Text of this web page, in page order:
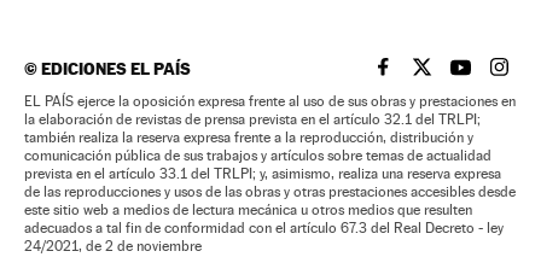
©EDICIONES EL PAÍS EL PAÍS BRASIL EN
EL PAÍSEL PAÍS
EL
EL PAÍS ejerce la oposición expresa frente al uso de sus obras y prestaciones en
la elaboración de revistas de prensa prevista en el artículo 32.1 del TRLPI;
también realiza la reserva expresa frente a la reproducción, distribución y
comunicación pública de sus trabajos y artículos sobre temas de actualidad
prevista en el artículo 33.1 del TRLPI; y, asimismo, realiza una reserva expresa
de las reproducciones y usos de las obras y otras prestaciones accesibles desde
este sitio web a medios de lectura mecánica u otros medios que resulten
adecuados a tal fin de conformidad con el artículo 67.3 del Real Decreto - ley
24/2021, de 2 de noviembre